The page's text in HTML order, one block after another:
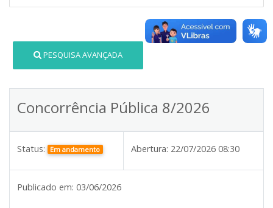
PESQUISA AVANÇADA
Concorrência Pública 8/2026
Status: Em andamento Abertura: 22/07/2026 08:30
Publicado em: 03/06/2026